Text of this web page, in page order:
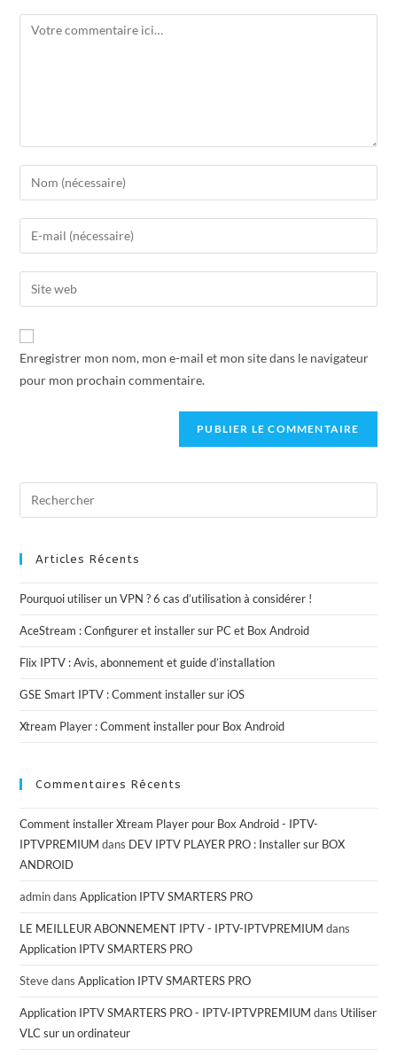
Enregistrer mon nom, mon e-mail et mon site dans le navigateur
pour mon prochain commentaire.
Articles Récents
Pourquoi utiliser un VPN ? 6 cas d’utilisation à considérer !
AceStream : Configurer et installer sur PC et Box Android
Flix IPTV : Avis, abonnement et guide d’installation
GSE Smart IPTV : Comment installer sur iOS
Xtream Player : Comment installer pour Box Android
Commentaires Récents
Comment installer Xtream Player pour Box Android - IPTV-
IPTVPREMIUM dans DEV IPTV PLAYER PRO : Installer sur BOX
ANDROID
admindansApplication IPTV SMARTERS PRO
LE MEILLEUR ABONNEMENT IPTV - IPTV-IPTVPREMIUM dans
Application IPTV SMARTERS PRO
StevedansApplication IPTV SMARTERS PRO
Application IPTV SMARTERS PRO - IPTV-IPTVPREMIUM dans Utiliser
VLC sur un ordinateur